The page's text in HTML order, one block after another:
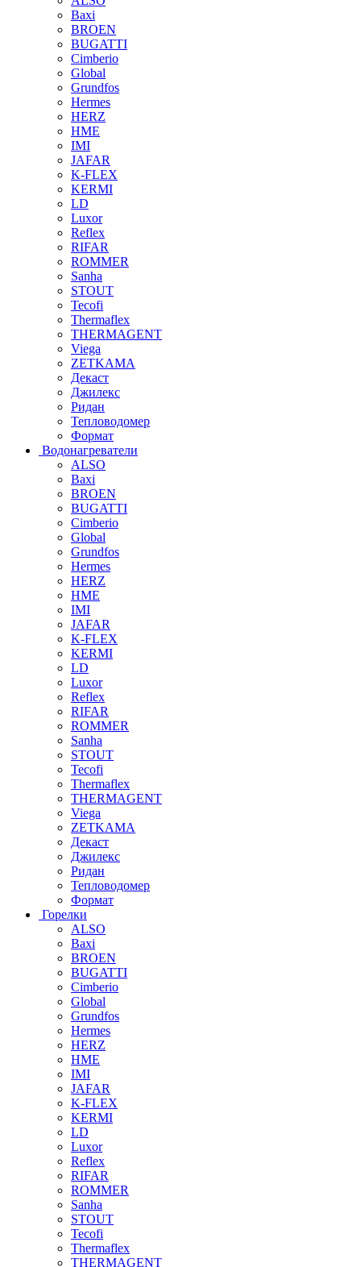
Baxi
BROEN
BUGATTI
Cimberio
Global
Grundfos
Hermes
HERZ
HME
IMI
JAFAR
K-FLEX
KERMI
LD
Luxor
Reflex
RIFAR
ROMMER
Sanha
STOUT
Tecofi
Thermaflex
THERMAGENT
Viega
ZETKAMA
Декаст
Джилекс
Ридан
Тепловодомер
Формат
Водонагреватели
ALSO
Baxi
BROEN
BUGATTI
Cimberio
Global
Grundfos
Hermes
HERZ
HME
IMI
JAFAR
K-FLEX
KERMI
LD
Luxor
Reflex
RIFAR
ROMMER
Sanha
STOUT
Tecofi
Thermaflex
THERMAGENT
Viega
ZETKAMA
Декаст
Джилекс
Ридан
Тепловодомер
Формат
Горелки
ALSO
Baxi
BROEN
BUGATTI
Cimberio
Global
Grundfos
Hermes
HERZ
HME
IMI
JAFAR
K-FLEX
KERMI
LD
Luxor
Reflex
RIFAR
ROMMER
Sanha
STOUT
Tecofi
Thermaflex
THERMAGENT